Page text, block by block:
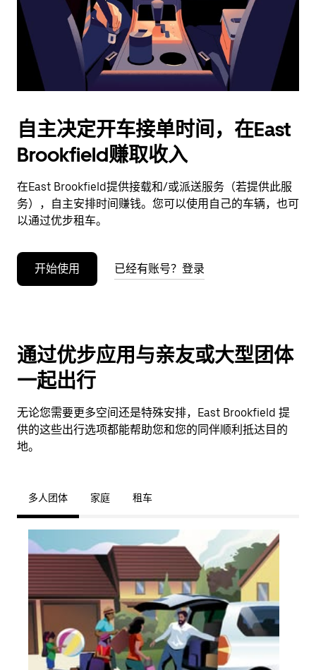
按
退
闭
日
历。
自主决定开车接单时间，在East
Brookfield赚取收入
在East Brookfield提供接载和/或派送服务（若提供此服
务），自主安排时间赚钱。您可以使用自己的车辆，也可
以通过优步租车。
开始使用 已经有账号？登录
通过优步应用与亲友或大型团体
一起出行
无论您需要更多空间还是特殊安排，East Brookfield 提
供的这些出行选项都能帮助您和您的同伴顺利抵达目的
地。
多人团体 家庭 租车